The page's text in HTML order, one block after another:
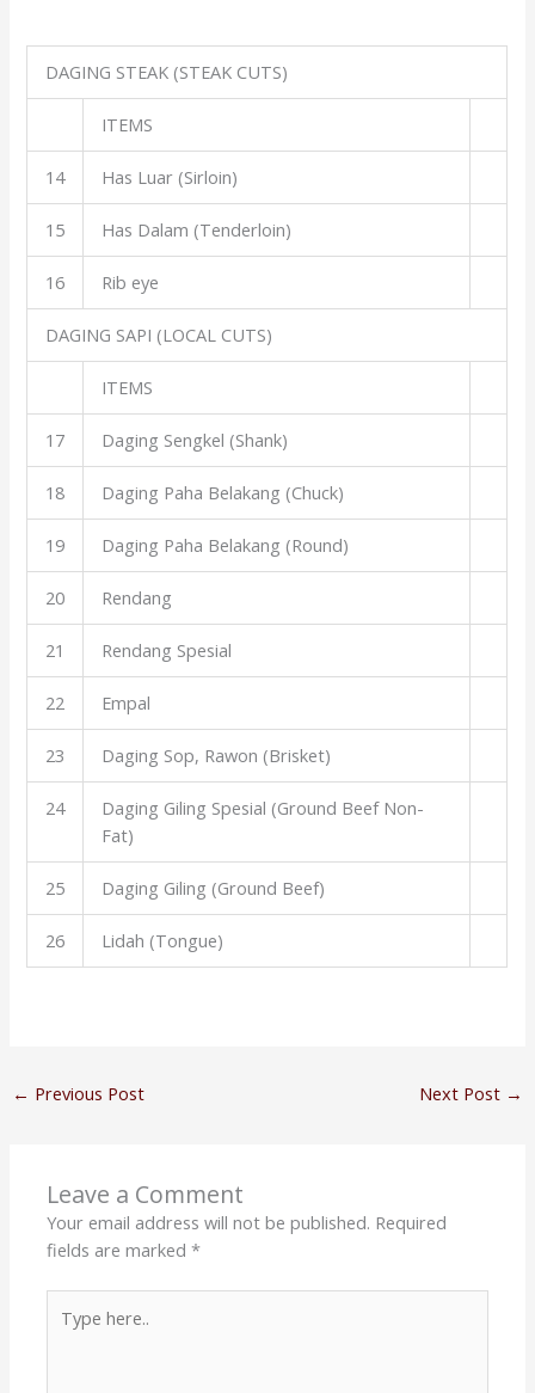
DAGING STEAK (STEAK CUTS)
ITEMS
14 Has Luar (Sirloin)
15 Has Dalam (Tenderloin)
16 Rib eye
DAGING SAPI (LOCAL CUTS)
ITEMS
17 Daging Sengkel (Shank)
18 Daging Paha Belakang (Chuck)
19 Daging Paha Belakang (Round)
20 Rendang
21 Rendang Spesial
22 Empal
23 Daging Sop, Rawon (Brisket)
24
Daging Giling Spesial (Ground Beef Non-
Fat)
25 Daging Giling (Ground Beef)
26 Lidah (Tongue)
← Previous Post Next Post →
Leave a Comment
Your email address will not be published. Required
fields are marked*
here..